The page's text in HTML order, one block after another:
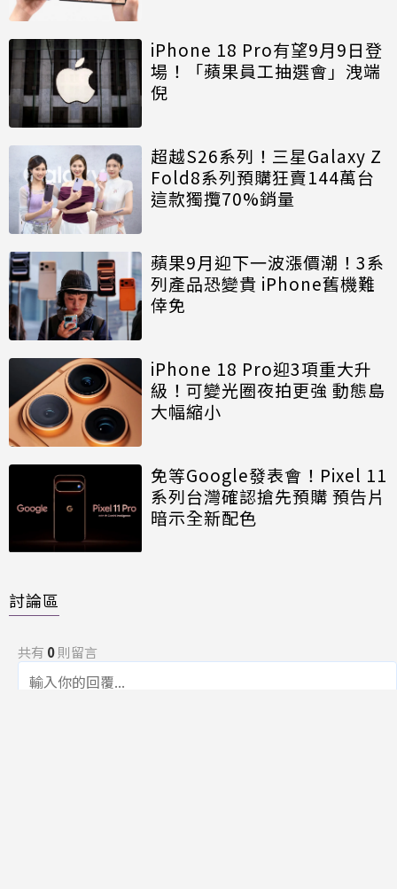
iPhone 18 Pro有望9月9日登
場！「蘋果員工抽選會」洩端
倪
超越S26系列！三星Galaxy Z
Fold8系列預購狂賣144萬台
這款獨攬70%銷量
蘋果9月迎下一波漲價潮！3系
列產品恐變貴 iPhone舊機難
倖免
iPhone 18 Pro迎3項重大升
級！可變光圈夜拍更強 動態島
大幅縮小
免等Google發表會！Pixel 11
系列台灣確認搶先預購 預告片
暗示全新配色
討論區
共有 0則留言